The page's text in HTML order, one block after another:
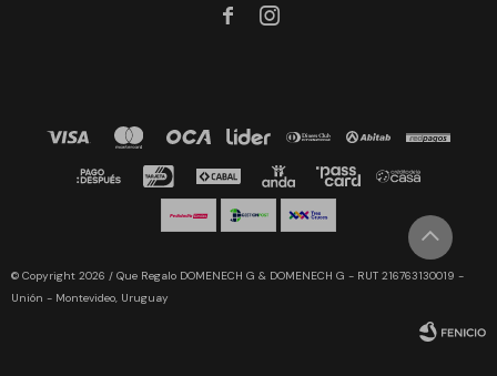
 
© Copyright 2026 / Que Regalo DOMENECH G & DOMENECH G - RUT 216763130019 -
Unión - Montevideo, Uruguay